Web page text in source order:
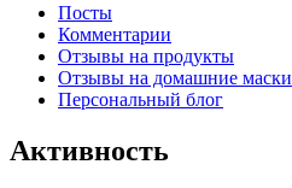
Посты
Комментарии
Отзывы на продукты
Отзывы на домашние маски
Персональный блог
Активность